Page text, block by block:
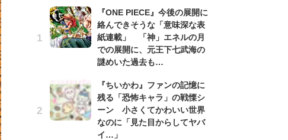
『ONE PIECE』今後の展開に
絡んできそうな「意味深な表
紙連載」 「神」エネルの月
での展開に、元王下七武海の
謎めいた過去も…
『ちいかわ』ファンの記憶に
残る「恐怖キャラ」の戦慄シ
ーン 小さくてかわいい世界
なのに「見た目からしてヤバ
イ…」